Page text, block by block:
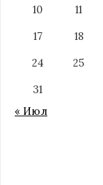
10
11
17
18
24
25
31
« Июл